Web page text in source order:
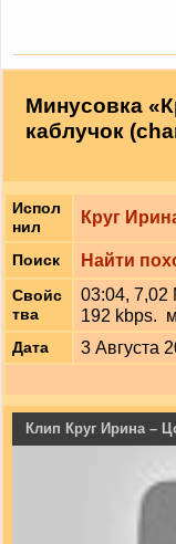
Минусовка
каблучок
Испол
нил
Круг
Поиск Найти
Свойс
тва
03:04, 7,02
192 kbps.
Дата 3 Августа
Клип Круг Ирина –